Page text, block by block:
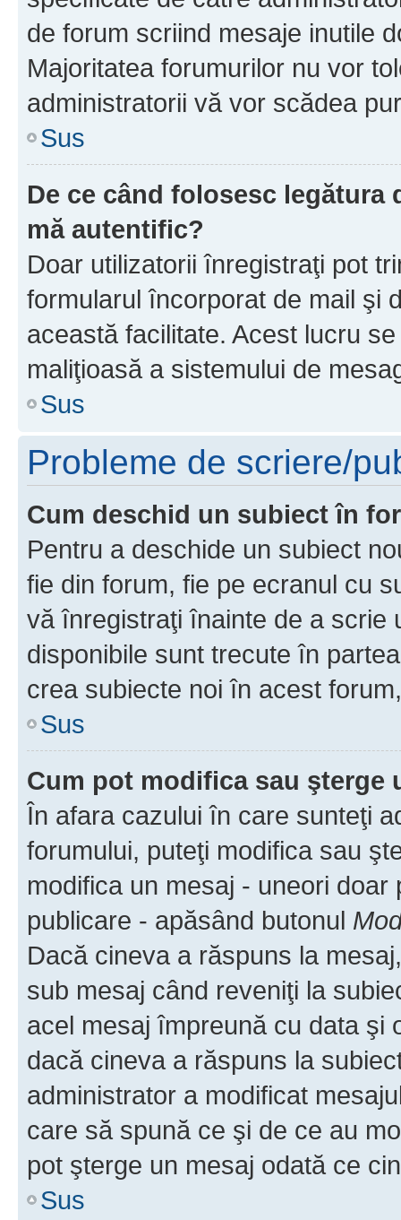
de forum scriind mesaje inutile
Majoritatea forumurilor nu vor
administratorii vă vor scădea
Sus
De ce când folosesc
mă autentific?
Doar utilizatorii înregistraţi pot
formularul încorporat de mail şi
această facilitate. Acest lucru
maliţioasă a sistemului de
Sus
Probleme de scriere/
Cum deschid un subiect în
Pentru a deschide un subiect
fie din forum, fie pe ecranul cu
vă înregistraţi înainte de a scrie
disponibile sunt trecute în
crea subiecte noi în acest
Sus
Cum pot modifica sau şterge
În afara cazului în care sunteţi
forumului, puteţi modifica sau
modifica un mesaj - uneori
publicare - apăsând butonul
Dacă cineva a răspuns la
sub mesaj când reveniţi la
acel mesaj împreună cu data şi
dacă cineva a răspuns la
administrator a modificat
care să spună ce şi de ce au
pot şterge un mesaj odată ce
Sus